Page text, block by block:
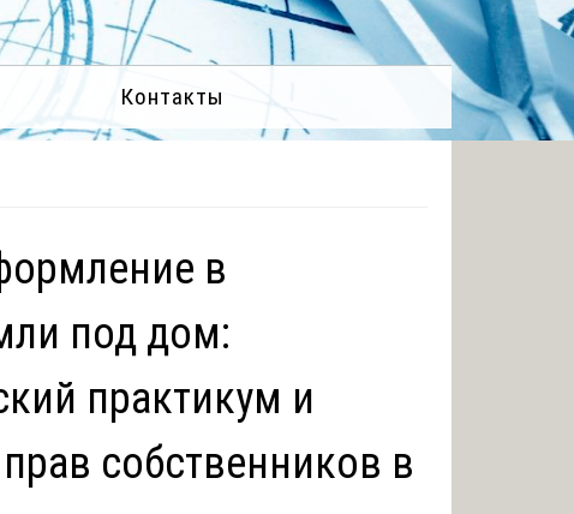
Контакты
в
под дом:
практикум и
собственников в